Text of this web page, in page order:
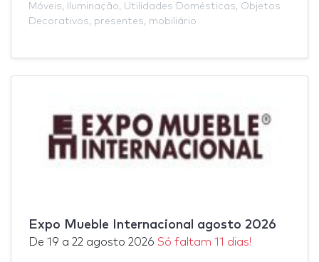
Móveis, Iluminação, Utilidades Domésticas, Objetos
Decorativos, presentes, mobiliário
Expo Mueble Internacional agosto 2026
De 19 a 22 agosto 2026 Só faltam 11 dias!